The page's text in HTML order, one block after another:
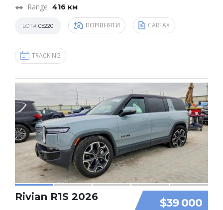
Range 416 км
LOT# 05220 ПОРІВНЯТИ CARFAX
TRACKING
$39 000
Rivian R1S 2026